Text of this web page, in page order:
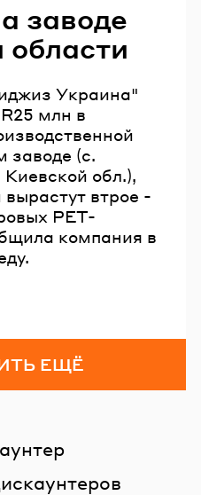
заводе
области
Украина"
млн в
заводе (с.
обл.),
втрое -
PET-
компания в
ЕЩЁ